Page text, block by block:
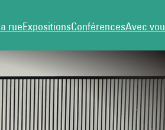
rueExpositionsConférencesAvec